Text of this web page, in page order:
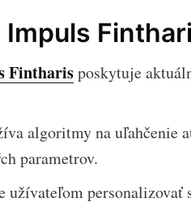
Fintharisposkytuje
algoritmy na uľahčenie
parametrov.
užívateľom personalizovať